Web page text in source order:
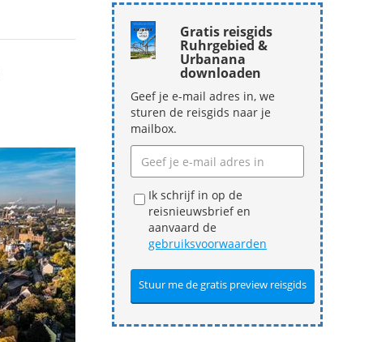
Gratis reisgids
Ruhrgebied &
Urbanana
downloaden
Geef je e-mail adres in, we
sturen de reisgids naar je
mailbox.
Ik schrijf in op de
reisnieuwsbrief en
aanvaard de
gebruiksvoorwaarden